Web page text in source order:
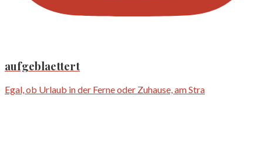
aufgeblaettert
Egal, ob Urlaub in der Ferne oder Zuhause, am Stra